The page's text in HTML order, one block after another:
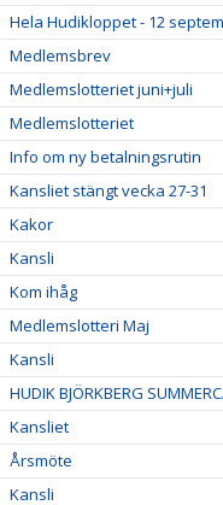
Hela Hudikloppet - 12
Medlemsbrev
Medlemslotteriet juni+juli
Medlemslotteriet
Info om ny betalningsrutin
Kansliet stängt vecka 27-31
Kakor
Kansli
Kom ihåg
Medlemslotteri Maj
Kansli
HUDIK BJÖRKBERG
Kansliet
Årsmöte
Kansli